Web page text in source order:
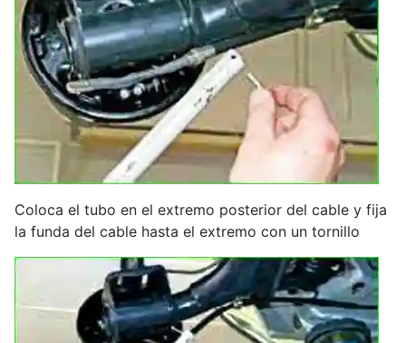
Coloca el tubo en el extremo posterior del cable y fija
la funda del cable hasta el extremo con un tornillo